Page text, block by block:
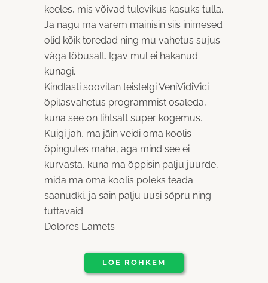
keeles, mis võivad tulevikus kasuks tulla.
Ja nagu ma varem mainisin siis inimesed
olid kõik toredad ning mu vahetus sujus
väga lõbusalt. Igav mul ei hakanud
kunagi.
Kindlasti soovitan teistelgi VeniVidiVici
õpilasvahetus programmist osaleda,
kuna see on lihtsalt super kogemus.
Kuigi jah, ma jäin veidi oma koolis
õpingutes maha, aga mind see ei
kurvasta, kuna ma õppisin palju juurde,
mida ma oma koolis poleks teada
saanudki, ja sain palju uusi sõpru ning
tuttavaid.
Dolores Eamets
LOE ROHKEM